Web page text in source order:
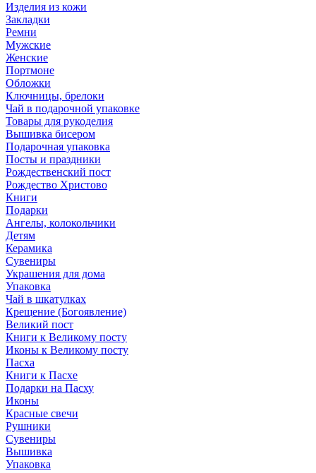
Изделия из кожи
Закладки
Ремни
Мужские
Женские
Портмоне
Обложки
Ключницы, брелоки
Чай в подарочной упаковке
Товары для рукоделия
Вышивка бисером
Подарочная упаковка
Посты и праздники
Рождественский пост
Рождество Христово
Книги
Подарки
Ангелы, колокольчики
Детям
Керамика
Сувениры
Украшения для дома
Упаковка
Чай в шкатулках
Крещение (Богоявление)
Великий пост
Книги к Великому посту
Иконы к Великому посту
Пасха
Книги к Пасхе
Подарки на Пасху
Иконы
Красные свечи
Рушники
Сувениры
Вышивка
Упаковка